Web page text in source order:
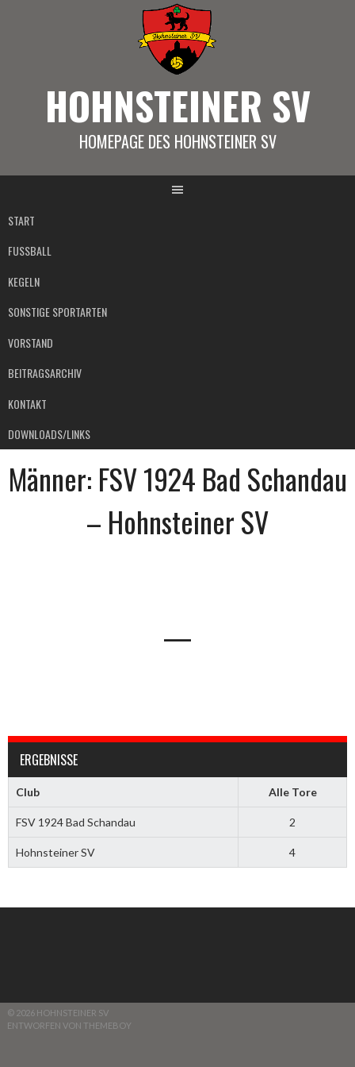
HOHNSTEINER SV
HOMEPAGE DES HOHNSTEINER SV
START
FUSSBALL
KEGELN
SONSTIGE SPORTARTEN
VORSTAND
BEITRAGSARCHIV
KONTAKT
DOWNLOADS/LINKS
Männer: FSV 1924 Bad Schandau
– Hohnsteiner SV
—
ERGEBNISSE
Club Alle Tore
FSV 1924 Bad Schandau 2
Hohnsteiner SV 4
© 2026 HOHNSTEINER SV
ENTWORFEN VON THEMEBOY